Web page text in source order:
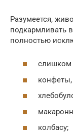
Разумеется,
подкармливать
полностью
слишком
конфеты,
колбасу;